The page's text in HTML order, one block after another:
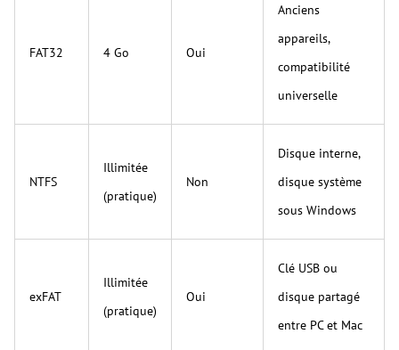
FAT32 4 Go Oui
Anciens
appareils,
compatibilité
universelle
NTFS
Illimitée
(pratique)
Non
Disque interne,
disque système
sous Windows
exFAT
Illimitée
(pratique)
Oui
Clé USB ou
disque partagé
entre PC et Mac